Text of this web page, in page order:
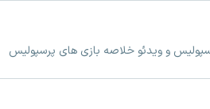
و ویدئو خلاصه بازی های پرسپولیس